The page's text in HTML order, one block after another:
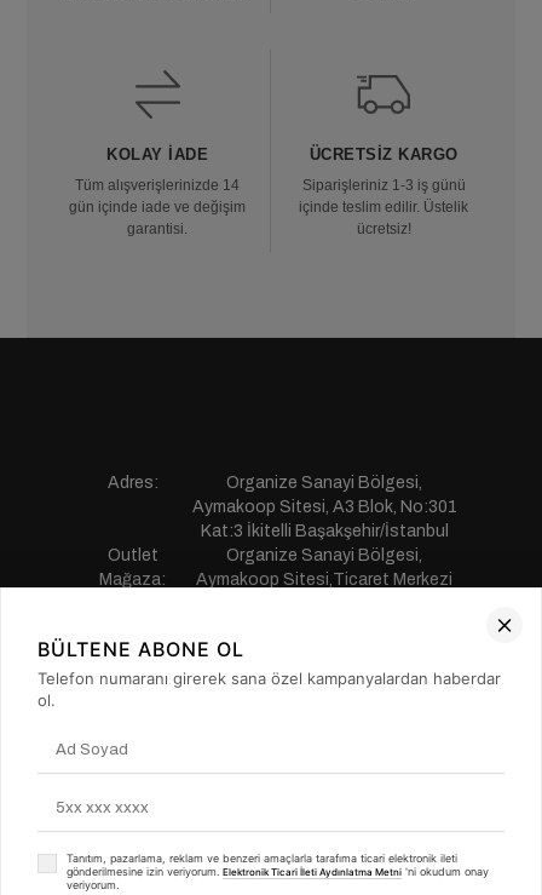
KOLAY İADE
Tüm alışverişlerinizde 14
gün içinde iade ve değişim
garantisi.
ÜCRETSIZ KARGO
Siparişleriniz 1-3 iş günü
içinde teslim edilir. Üstelik
ücretsiz!
Adres:
Organize Sanayi Bölgesi,
Aymakoop Sitesi, A3 Blok, No:301
Kat:3 İkitelli Başakşehir/İstanbul
Outlet
Mağaza:
Organize Sanayi Bölgesi,
Aymakoop Sitesi,Ticaret Merkezi
Telefon:
0850 441 55 77
E-mail:
musterihizmetleri@saillakers.com.tr
MÜŞTERİ HİZMETLERİ
BÜLTENE ABONE OL
Telefon numaranı girerek sana özel kampanyalardan haberdar
ol.
Tanıtım, pazarlama, reklam ve benzeri amaçlarla tarafıma ticari elektronik ileti
gönderilmesine izin veriyorum. Elektronik Ticari İleti Aydınlatma Metni 'ni okudum onay
veriyorum.